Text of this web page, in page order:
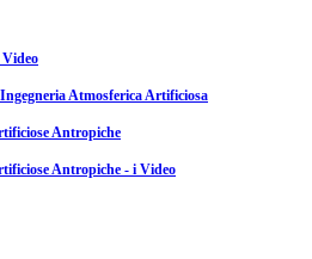
Video
Atmosferica Artificiosa
Antropiche
Antropiche - i Video